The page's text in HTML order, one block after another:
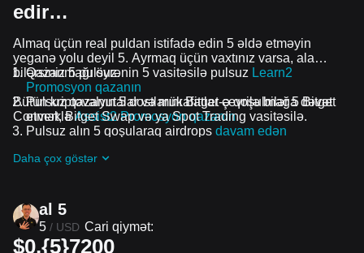
edir…
Almaq üçün real puldan istifadə edin 5 əldə etməyin
yeganə yolu deyil 5. Ayrmaq üçün vaxtınız varsa, ala
bilərsiniz 5 pulsuz.
Qazanmağı öyrənin 5 vasitəsilə pulsuz Learn2
Promosyon qazanın
Pulsuz qazanın 5 dostlarını Bitget-ə qoşulmağa dəvət
etməkləAssist2 Promosyon qazanın
Pulsuz alın 5 qoşularaq airdrops davam edən
Bütün kriptovalyutalar və mükafatlar çevrilə bilər 5 Bitget
Convert, Bitget Swap və ya Spot Trading vasitəsilə.
Daha çox göstər
al 5
5 / USD Cari qiymət:
$0.{5}7200